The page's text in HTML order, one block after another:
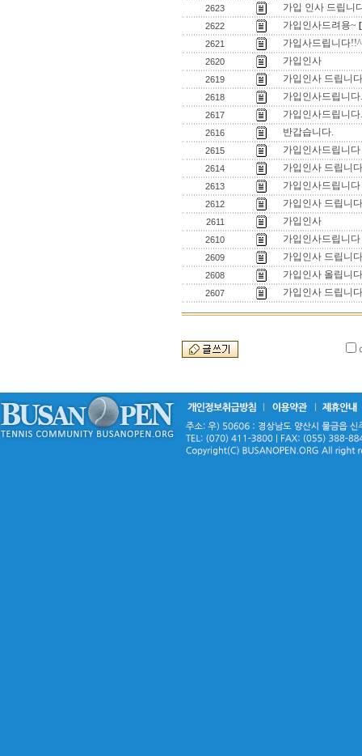
2623 가입 인사 드립니
2622 가입인사드려용~
2621
가입사드립니다
2620 가입인사
2619 가입인사 드립니
2618 가입인사드립니다.
2617 가입인사드립니다.
2616 반갑습니다.
2615 가입인사드립니다
2614 가입인사 드립니다
2613 가입인사드립니다
2612 가입인사 드립니
2611 가입인사
2610 가입인사드립니다
2609 가입인사 드립니다
2608 가입인사 올립니
2607 가입인사 드립니